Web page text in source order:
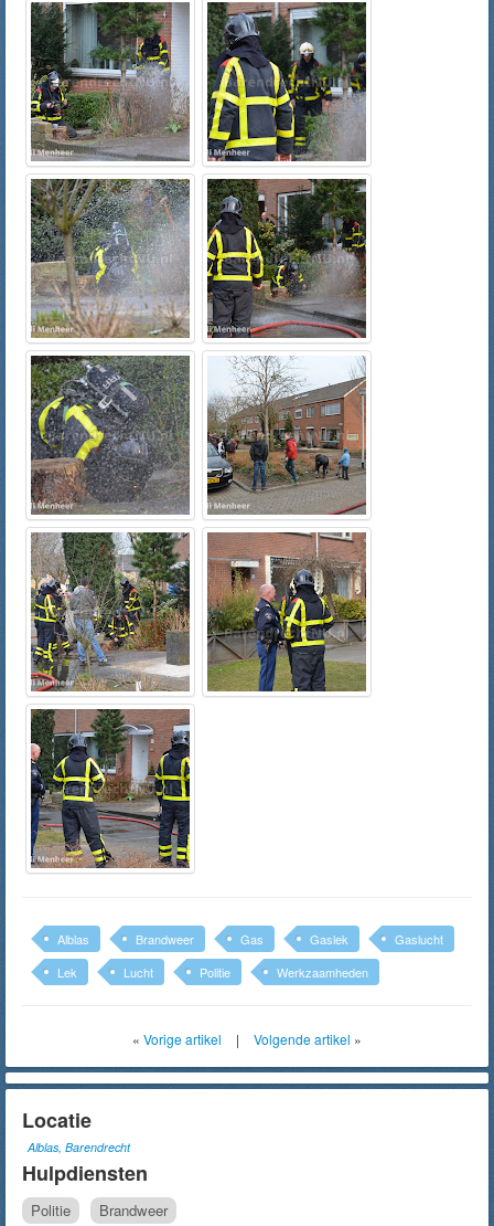
Alblas Brandweer Gas Gaslek
Gaslucht
Lek
Lucht Politie Werkzaamheden
« Vorige artikel | Volgende artikel »
Locatie
Alblas, Barendrecht
Hulpdiensten
Politie Brandweer